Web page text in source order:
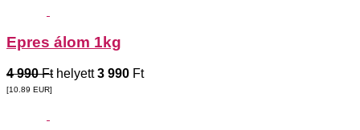
Epres álom 1kg
4 990 Fthelyett3 990 Ft
[10.89 EUR]